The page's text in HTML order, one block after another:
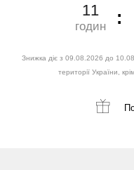
11
годин
Знижка діє з 09.08.2026 до
території України,